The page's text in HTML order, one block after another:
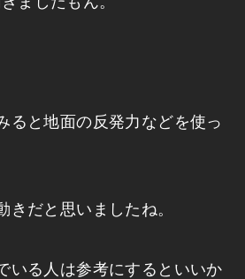
ると地面の反発力などを使っ
きだと思いましたね。
いる人は参考にするといいか